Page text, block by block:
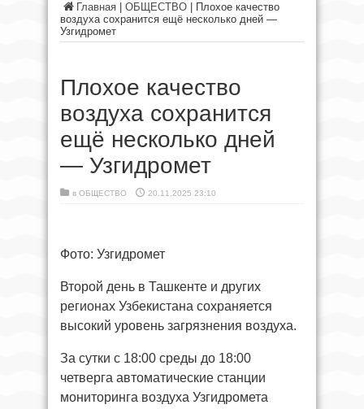
Главная ОБЩЕСТВО
Плохое качество
воздуха сохранится ещё несколько дней —
Узгидромет
Плохое качество
воздуха сохранится
ещё несколько дней
— Узгидромет
в ОБЩЕСТВО 20.11.2025 23:10
Фото: Узгидромет
Второй день в Ташкенте и других
регионах Узбекистана сохраняется
высокий уровень загрязнения воздуха.
За сутки с 18:00 среды до 18:00
четверга автоматические станции
мониторинга воздуха Узгидромета